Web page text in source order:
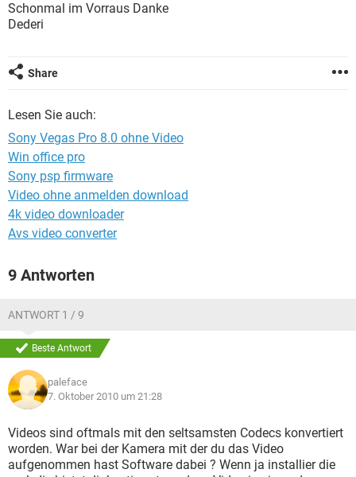
Schonmal im Vorraus Danke
Dederi
Share
Lesen Sie auch:
Sony Vegas Pro 8.0 ohne Video
Win office pro
Sony psp firmware
Video ohne anmelden download
4k video downloader
Avs video converter
9 Antworten
ANTWORT 1 / 9
Beste Antwort
paleface
7. Oktober 2010 um 21:28
Videos sind oftmals mit den seltsamsten Codecs konvertiert
worden. War bei der Kamera mit der du das Video
aufgenommen hast Software dabei ? Wenn ja installier die